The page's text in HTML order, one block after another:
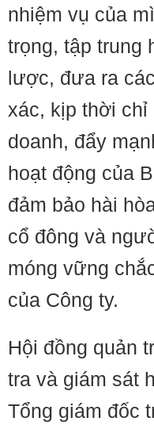
nhiệm vụ của
trọng, tập trung
lược, đưa ra
xác, kịp thời chỉ
doanh, đẩy
hoạt động của
đảm bảo hài
cổ đông và
móng vững
của Công ty.
Hội đồng quản
tra và giám sát
Tổng giám đốc